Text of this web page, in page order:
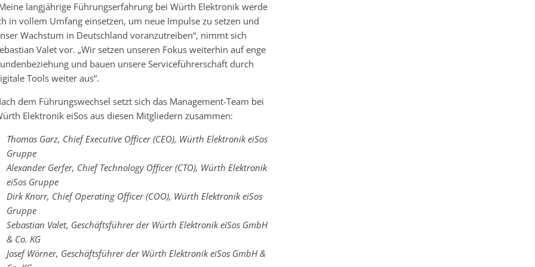
langjährige Führungserfahrung bei Würth Elektronik werde
in vollem Umfang einsetzen, um neue Impulse zu setzen und
Wachstum in Deutschland voranzutreiben“, nimmt sich
Valet vor. „Wir setzen unseren Fokus weiterhin auf enge
und bauen unsere Serviceführerschaft durch
Tools weiter aus“.
dem Führungswechsel setzt sich das Management-Team bei
Elektronik eiSos aus diesen Mitgliedern zusammen:
Thomas Garz, Chief Executive Officer (CEO), Würth Elektronik eiSos
Gruppe
Alexander Gerfer, Chief Technology Officer (CTO), Würth Elektronik
eiSos Gruppe
Dirk Knorr, Chief Operating Officer (COO), Würth Elektronik eiSos
Gruppe
Sebastian Valet, Geschäftsführer der Würth Elektronik eiSos GmbH
& Co. KG
Josef Wörner, Geschäftsführer der Würth Elektronik eiSos GmbH &